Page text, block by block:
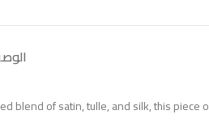
of satin, tulle, and silk, this piece